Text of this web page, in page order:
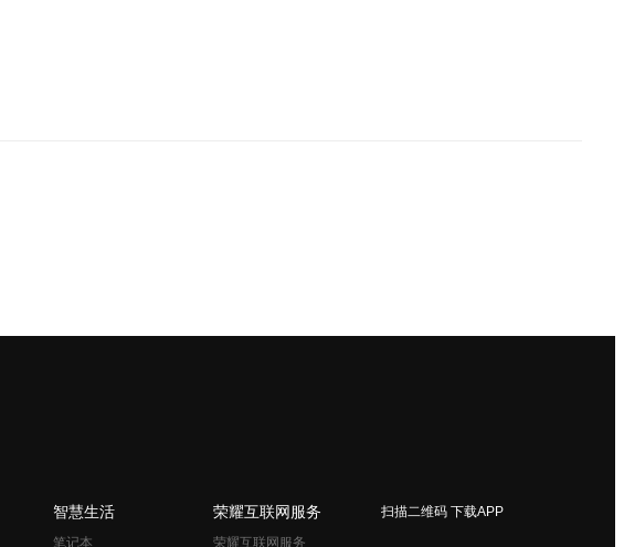
智慧生活
笔记本
荣耀互联网服务
荣耀互联网服务
扫描二维码 下载APP